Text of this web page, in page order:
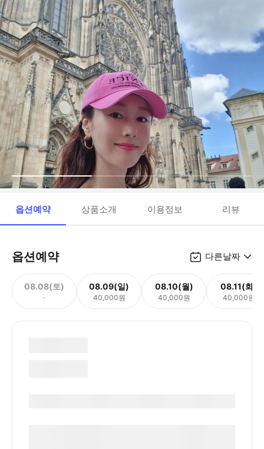
옵션예약 상품소개 이용정보 리뷰
옵션예약 다른날짜
08.08(토)
-
08.09(일)
40,000원
08.10(월)
40,000원
08.11(화)
40,000원